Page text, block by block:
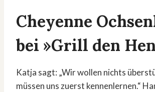
Cheyenne
bei »Grill den
Katja sagt: „Wir wollen nichts
müssen uns zuerst kennenlernen.“